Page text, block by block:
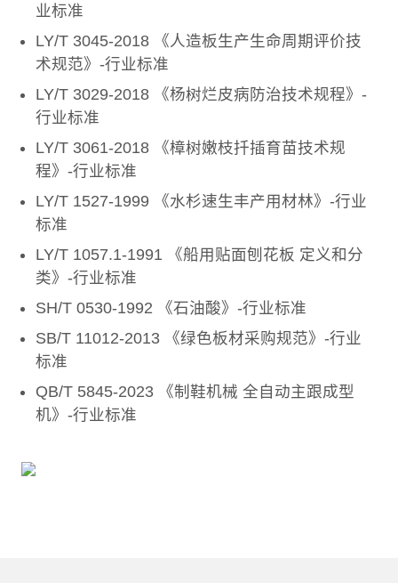
业标准
LY/T 3045-2018 《人造板生产生命周期评价技
术规范》-行业标准
LY/T 3029-2018 《杨树烂皮病防治技术规程》-
行业标准
LY/T 3061-2018 《樟树嫩枝扦插育苗技术规
程》-行业标准
LY/T 1527-1999 《水杉速生丰产用材林》-行业
标准
LY/T 1057.1-1991 《船用贴面刨花板 定义和分
类》-行业标准
SH/T 0530-1992 《石油酸》-行业标准
SB/T 11012-2013 《绿色板材采购规范》-行业
标准
QB/T 5845-2023 《制鞋机械 全自动主跟成型
机》-行业标准